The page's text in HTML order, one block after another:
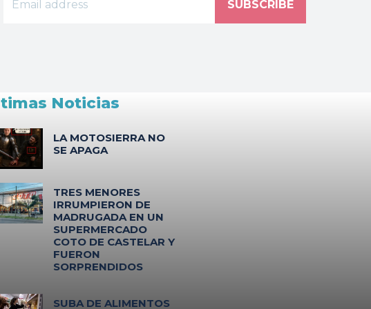
SUBSCRIBE
Noticias
LA MOTOSIERRA NO
SE APAGA
TRES MENORES
IRRUMPIERON DE
MADRUGADA EN UN
SUPERMERCADO
COTO DE CASTELAR Y
FUERON
SORPRENDIDOS
SUBA DE ALIMENTOS